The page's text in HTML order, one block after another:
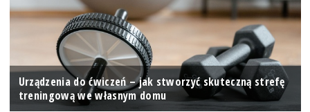
Urządzenia do ćwiczeń – jak stworzyć skuteczną strefę
treningową we własnym domu